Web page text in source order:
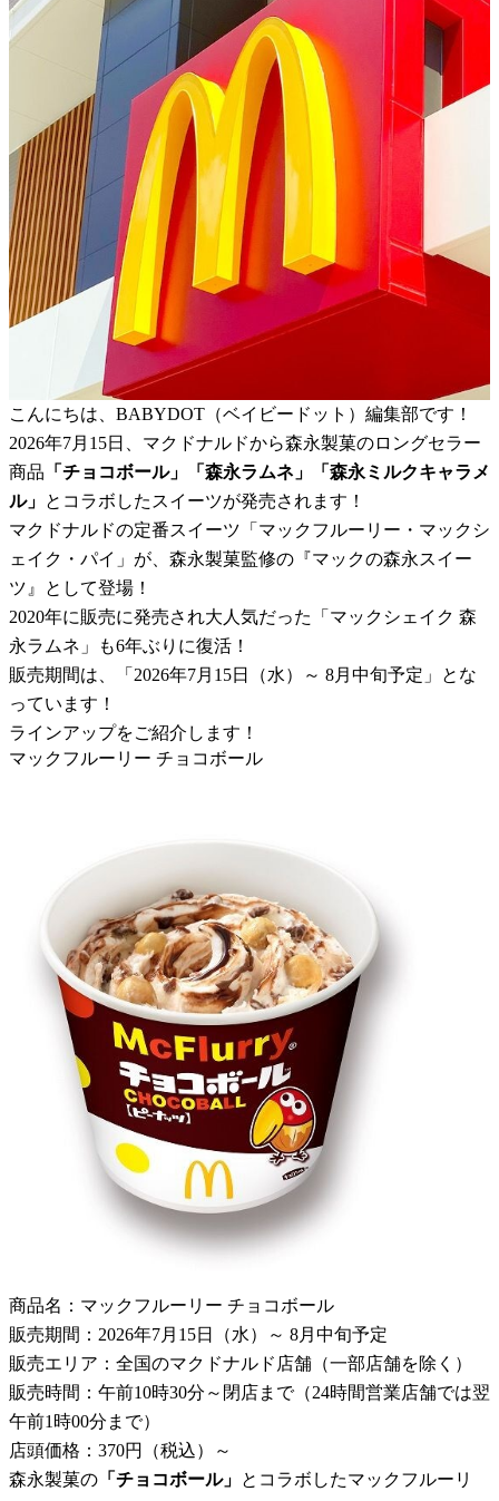
こんにちは、BABYDOT（ベイビードット）編集部です！
2026年7月15日、マクドナルドから森永製菓のロングセラー
商品 「チョコボール」「森永ラムネ」「森永ミルクキャラメ
ル」 とコラボしたスイーツが発売されます！
マクドナルドの定番スイーツ「マックフルーリー・マックシ
ェイク・パイ」が、森永製菓監修の『マックの森永スイー
ツ』として登場！
2020年に販売に発売され大人気だった「マックシェイク 森
永ラムネ」も6年ぶりに復活！
販売期間は、「2026年7月15日（水）～ 8月中旬予定」とな
っています！
ラインアップをご紹介します！
マックフルーリー チョコボール
商品名：マックフルーリー チョコボール
販売期間：2026年7月15日（水）～ 8月中旬予定
販売エリア：全国のマクドナルド店舗（一部店舗を除く）
販売時間：午前10時30分～閉店まで（24時間営業店舗では翌
午前1時00分まで）
店頭価格：370円（税込）～
森永製菓の 「チョコボール」 とコラボしたマックフルーリ